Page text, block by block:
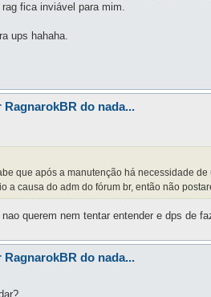
fica inviável para mim.
ups hahaha.
do nada...
que após a manutenção há necessidade de
a causa do adm do fórum br, então não
querem nem tentar entender e dps de
do nada...